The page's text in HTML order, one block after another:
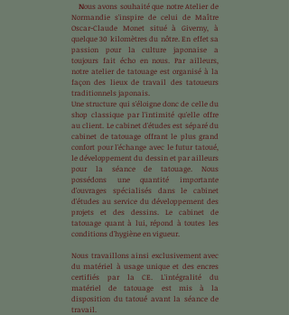
Nous avons souhaité que notre Atelier de
Normandie s'inspire de celui de Maître
Oscar-Claude Monet situé à Giverny, à
quelque 30 kilomètres du nôtre. En effet sa
passion pour la culture japonaise a
toujours fait écho en nous. Par ailleurs,
notre atelier de tatouage est organisé à la
façon des lieux de travail des tatoueurs
traditionnels japonais.
Une structure qui s'éloigne donc de celle du
shop classique par l'intimité qu'elle offre
au client. Le cabinet d'études est séparé du
cabinet de tatouage offrant le plus grand
confort pour l'échange avec le futur tatoué,
le développement du dessin et par ailleurs
pour la séance de tatouage. Nous
possédons une quantité importante
d'ouvrages spécialisés dans le cabinet
d'études au service du développement des
projets et des dessins. Le cabinet de
tatouage quant à lui, répond à toutes les
conditions d'hygiène en vigueur.
Nous travaillons ainsi exclusivement avec
du matériel à usage unique et des encres
certifiés par la CE. L'intégralité du
matériel de tatouage est mis à la
disposition du tatoué avant la séance de
travail.